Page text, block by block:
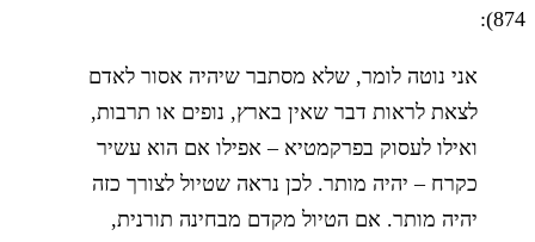
874):
אני נוטה לומר, שלא מסתבר שיהיה אסור לאדם
לצאת לראות דבר שאין בארץ, נופים או תרבות,
ואילו לעסוק בפרקמטיא – אפילו אם הוא עשיר
כקרח – יהיה מותר. לכן נראה שטיול לצורך כזה
יהיה מותר. אם הטיול מקדם מבחינה תורנית,